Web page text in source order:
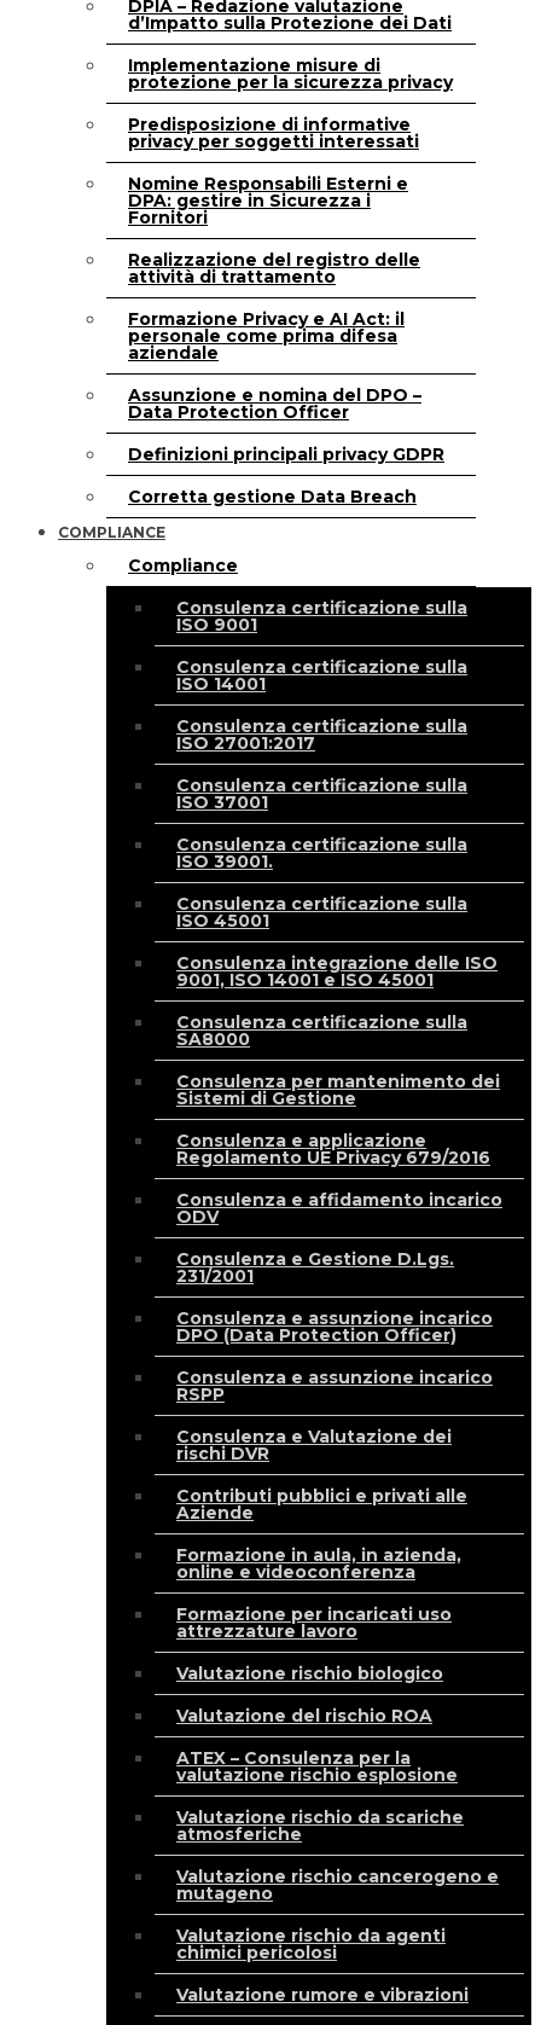
DPIA – Redazione valutazione
d’Impatto sulla Protezione dei Dati
Implementazione misure di
protezione per la sicurezza privacy
Predisposizione di informative
privacy per soggetti interessati
Nomine Responsabili Esterni e
DPA: gestire in Sicurezza i
Fornitori
Realizzazione del registro delle
attività di trattamento
Formazione Privacy e AI Act: il
personale come prima difesa
aziendale
Assunzione e nomina del DPO –
Data Protection Officer
Definizioni principali privacy GDPR
Corretta gestione Data Breach
COMPLIANCE
Compliance
Consulenza certificazione sulla
ISO 9001
Consulenza certificazione sulla
ISO 14001
Consulenza certificazione sulla
ISO 27001:2017
Consulenza certificazione sulla
ISO 37001
Consulenza certificazione sulla
ISO 39001.
Consulenza certificazione sulla
ISO 45001
Consulenza integrazione delle ISO
9001, ISO 14001 e ISO 45001
Consulenza certificazione sulla
SA8000
Consulenza per mantenimento dei
Sistemi di Gestione
Consulenza e applicazione
Regolamento UE Privacy 679/2016
Consulenza e affidamento incarico
ODV
Consulenza e Gestione D.Lgs.
231/2001
Consulenza e assunzione incarico
DPO (Data Protection Officer)
Consulenza e assunzione incarico
RSPP
Consulenza e Valutazione dei
rischi DVR
Contributi pubblici e privati alle
Aziende
Formazione in aula, in azienda,
online e videoconferenza
Formazione per incaricati uso
attrezzature lavoro
Valutazione rischio biologico
Valutazione del rischio ROA
ATEX – Consulenza per la
valutazione rischio esplosione
Valutazione rischio da scariche
atmosferiche
Valutazione rischio cancerogeno e
mutageno
Valutazione rischio da agenti
chimici pericolosi
Valutazione rumore e vibrazioni